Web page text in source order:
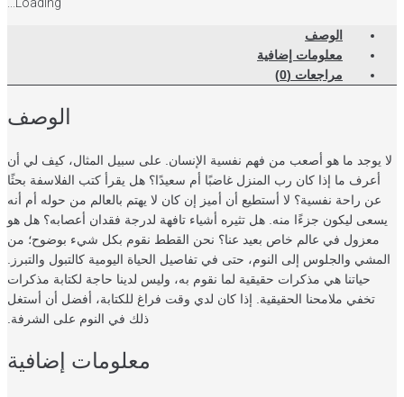
الوصف
معلومات إضافية
مراجعات (0)
الوصف
يوجد ما هو أصعب من فهم نفسية الإنسان. على سبيل المثال، كيف لي أن
أعرف ما إذا كان رب المنزل غاضبًا أم سعيدًا؟ هل يقرأ كتب الفلاسفة بحثًا
عن راحة نفسية؟ لا أستطيع أن أميز إن كان لا يهتم بالعالم من حوله أم أنه
ليكون جزءًا منه. هل تثيره أشياء تافهة لدرجة فقدان أعصابه؟ هل هو
معزول في عالم خاص بعيد عنا؟ نحن القطط نقوم بكل شيء بوضوح؛ من
والجلوس إلى النوم، حتى في تفاصيل الحياة اليومية كالتبول والتبرز.
حياتنا هي مذكرات حقيقية لما نقوم به، وليس لدينا حاجة لكتابة مذكرات
تخفي ملامحنا الحقيقية. إذا كان لدي وقت فراغ للكتابة، أفضل أن أستغل
ذلك في النوم على الشرفة.
معلومات إضافية